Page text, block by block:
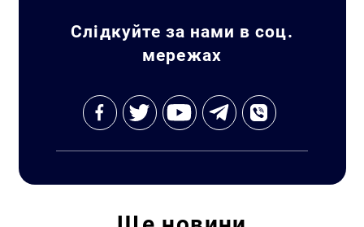
Слідкуйте за нами в соц.
мережах